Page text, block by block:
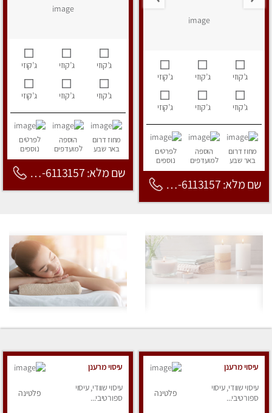
ג’קוזי ג’קוזי ג’קוזי
ג’קוזי ג’קוזי ג’קוזי
מחוז דרום
באר שבע
הוספה
למועדפים
לפרטים
נוספים
שם מלא: 053-6113157
ג’קוזי ג’קוזי ג’קוזי
ג’קוזי ג’קוזי ג’קוזי
מחוז דרום
באר שבע
הוספה
למועדפים
לפרטים
נוספים
שם מלא: 053-6113157
עיסוי מרענן
עיסוי שוודי, עיסוי
ספורטיבי...
פלטינה
עיסוי מרענן
עיסוי שוודי, עיסוי
ספורטיבי...
פלטינה